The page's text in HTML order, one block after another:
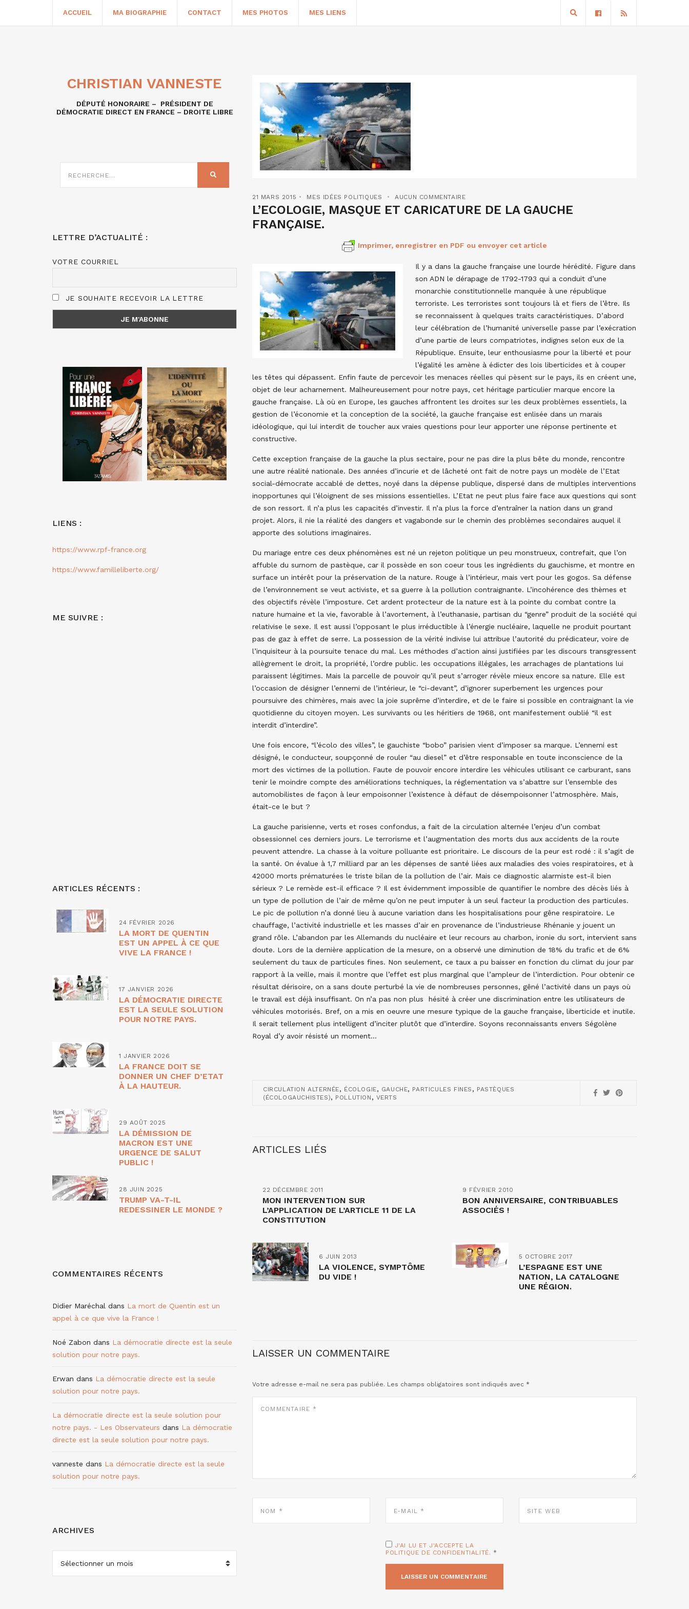
ACCUEIL MA BIOGRAPHIE CONTACT MES PHOTOS MES LIENS
21 MARS 2015 MES IDÉES POLITIQUES AUCUN COMMENTAIRE
L’ECOLOGIE, MASQUE ET CARICATURE DE LA GAUCHE
FRANÇAISE.
Imprimer, enregistrer en PDF ou envoyer cet article
Il y a dans la gauche française une lourde hérédité. Figure dans
son ADN le dérapage de 1792-1793 qui a conduit d’une
monarchie constitutionnelle manquée à une république
terroriste. Les terroristes sont toujours là et fiers de l’être. Ils
se reconnaissent à quelques traits caractéristiques. D’abord
leur célébration de l’humanité universelle passe par l’exécration
d’une partie de leurs compatriotes, indignes selon eux de la
République. Ensuite, leur enthousiasme pour la liberté et pour
l’égalité les amène à édicter des lois liberticides et à couper
les têtes qui dépassent. Enfin faute de percevoir les menaces réelles qui pèsent sur le pays, ils en créent une,
objet de leur acharnement. Malheureusement pour notre pays, cet héritage particulier marque encore la
gauche française. Là où en Europe, les gauches affrontent les droites sur les deux problèmes essentiels, la
gestion de l’économie et la conception de la société, la gauche française est enlisée dans un marais
idéologique, qui lui interdit de toucher aux vraies questions pour leur apporter une réponse pertinente et
constructive.
Cette exception française de la gauche la plus sectaire, pour ne pas dire la plus bête du monde, rencontre
une autre réalité nationale. Des années d’incurie et de lâcheté ont fait de notre pays un modèle de l’Etat
social-démocrate accablé de dettes, noyé dans la dépense publique, dispersé dans de multiples interventions
inopportunes qui l’éloignent de ses missions essentielles. L’Etat ne peut plus faire face aux questions qui sont
de son ressort. Il n’a plus les capacités d’investir. Il n’a plus la force d’entraîner la nation dans un grand
projet. Alors, il nie la réalité des dangers et vagabonde sur le chemin des problèmes secondaires auquel il
apporte des solutions imaginaires.
Du mariage entre ces deux phénomènes est né un rejeton politique un peu monstrueux, contrefait, que l’on
affuble du surnom de pastèque, car il possède en son coeur tous les ingrédients du gauchisme, et montre en
surface un intérêt pour la préservation de la nature. Rouge à l’intérieur, mais vert pour les gogos. Sa défense
de l’environnement se veut activiste, et sa guerre à la pollution contraignante. L’incohérence des thèmes et
des objectifs révèle l’imposture. Cet ardent protecteur de la nature est à la pointe du combat contre la
nature humaine et la vie, favorable à l’avortement, à l’euthanasie, partisan du “genre” produit de la société qui
relativise le sexe. Il est aussi l’opposant le plus irréductible à l’énergie nucléaire, laquelle ne produit pourtant
pas de gaz à effet de serre. La possession de la vérité indivise lui attribue l’autorité du prédicateur, voire de
l’inquisiteur à la poursuite tenace du mal. Les méthodes d’action ainsi justifiées par les discours transgressent
allègrement le droit, la propriété, l’ordre public. les occupations illégales, les arrachages de plantations lui
paraissent légitimes. Mais la parcelle de pouvoir qu’il peut s’arroger révèle mieux encore sa nature. Elle est
l’occasion de désigner l’ennemi de l’intérieur, le “ci-devant”, d’ignorer superbement les urgences pour
poursuivre des chimères, mais avec la joie suprême d’interdire, et de le faire si possible en contraignant la vie
quotidienne du citoyen moyen. Les survivants ou les héritiers de 1968, ont manifestement oublié “il est
interdit d’interdire”.
Une fois encore, “l’écolo des villes”, le gauchiste “bobo” parisien vient d’imposer sa marque. L’ennemi est
désigné, le conducteur, soupçonné de rouler “au diesel” et d’être responsable en toute inconscience de la
mort des victimes de la pollution. Faute de pouvoir encore interdire les véhicules utilisant ce carburant, sans
tenir le moindre compte des améliorations techniques, la réglementation va s’abattre sur l’ensemble des
automobilistes de façon à leur empoisonner l’existence à défaut de désempoisonner l’atmosphère. Mais,
était-ce le but ?
La gauche parisienne, verts et roses confondus, a fait de la circulation alternée l’enjeu d’un combat
obsessionnel ces derniers jours. Le terrorisme et l’augmentation des morts dus aux accidents de la route
peuvent attendre. La chasse à la voiture polluante est prioritaire. Le discours de la peur est rodé : il s’agit de
la santé. On évalue à 1,7 milliard par an les dépenses de santé liées aux maladies des voies respiratoires, et à
42000 morts prématurées le triste bilan de la pollution de l’air. Mais ce diagnostic alarmiste est-il bien
sérieux ? Le remède est-il efficace ? Il est évidemment impossible de quantifier le nombre des décès liés à
un type de pollution de l’air de même qu’on ne peut imputer à un seul facteur la production des particules.
Le pic de pollution n’a donné lieu à aucune variation dans les hospitalisations pour gêne respiratoire. Le
chauffage, l’activité industrielle et les masses d’air en provenance de l’industrieuse Rhénanie y jouent un
grand rôle. L’abandon par les Allemands du nucléaire et leur recours au charbon, ironie du sort, intervient sans
doute. Lors de la dernière application de la mesure, on a observé une diminution de 18% du trafic et de 6%
seulement du taux de particules fines. Non seulement, ce taux a pu baisser en fonction du climat du jour par
rapport à la veille, mais il montre que l’effet est plus marginal que l’ampleur de l’interdiction. Pour obtenir ce
résultat dérisoire, on a sans doute perturbé la vie de nombreuses personnes, gêné l’activité dans un pays où
le travail est déjà insuffisant. On n’a pas non plus hésité à créer une discrimination entre les utilisateurs de
véhicules motorisés. Bref, on a mis en oeuvre une mesure typique de la gauche française, liberticide et inutile.
Il serait tellement plus intelligent d’inciter plutôt que d’interdire. Soyons reconnaissants envers Ségolène
Royal d’y avoir résisté un moment…
CIRCULATION ALTERNÉE, ÉCOLOGIE, GAUCHE, PARTICULES FINES , PASTÈQUES
(ÉCOLOGAUCHISTES), POLLUTION , VERTS
ARTICLES LIÉS
22 DÉCEMBRE 2011
MON INTERVENTION SUR
L’APPLICATION DE L’ARTICLE 11 DE LA
CONSTITUTION
9 FÉVRIER 2010
BON ANNIVERSAIRE, CONTRIBUABLES
ASSOCIÉS !
6 JUIN 2013
LA VIOLENCE, SYMPTÔME
DU VIDE !
5 OCTOBRE 2017
L’ESPAGNE EST UNE
NATION, LA CATALOGNE
UNE RÉGION.
LAISSER UN COMMENTAIRE
Votre adresse e-mail ne sera pas publiée. Les champs obligatoires sont indiqués avec *
MAIL
WEB
J'AI LU ET J'ACCEPTE LA
POLITIQUE DE CONFIDENTIALITÉ. *
CHRISTIAN VANNESTE
DÉPUTÉ HONORAIRE – PRÉSIDENT DE
DÉMOCRATIE DIRECT EN FRANCE – DROITE LIBRE
SUR
LETTRE D’ACTUALITÉ :
VOTRE COURRIEL
JE SOUHAITE RECEVOIR LA LETTRE
LIENS :
https://www.rpf-france.org
https://www.familleliberte.org/
ME SUIVRE :
ARTICLES RÉCENTS :
24 FÉVRIER 2026
LA MORT DE QUENTIN
EST UN APPEL À CE QUE
VIVE LA FRANCE !
17 JANVIER 2026
LA DÉMOCRATIE DIRECTE
EST LA SEULE SOLUTION
POUR NOTRE PAYS.
1 JANVIER 2026
LA FRANCE DOIT SE
DONNER UN CHEF D’ETAT
À LA HAUTEUR.
29 AOÛT 2025
LA DÉMISSION DE
MACRON EST UNE
URGENCE DE SALUT
PUBLIC !
28 JUIN 2025
TRUMP VA-T-IL
REDESSINER LE MONDE ?
COMMENTAIRES RÉCENTS
Didier Maréchal dans La mort de Quentin est un
appel à ce que vive la France !
Noé Zabon dans La démocratie directe est la seule
solution pour notre pays.
Erwan dans La démocratie directe est la seule
solution pour notre pays.
La démocratie directe est la seule solution pour
notre pays. - Les Observateurs dans La démocratie
directe est la seule solution pour notre pays.
vanneste dans La démocratie directe est la seule
solution pour notre pays.
ARCHIVES
ARCHIVES